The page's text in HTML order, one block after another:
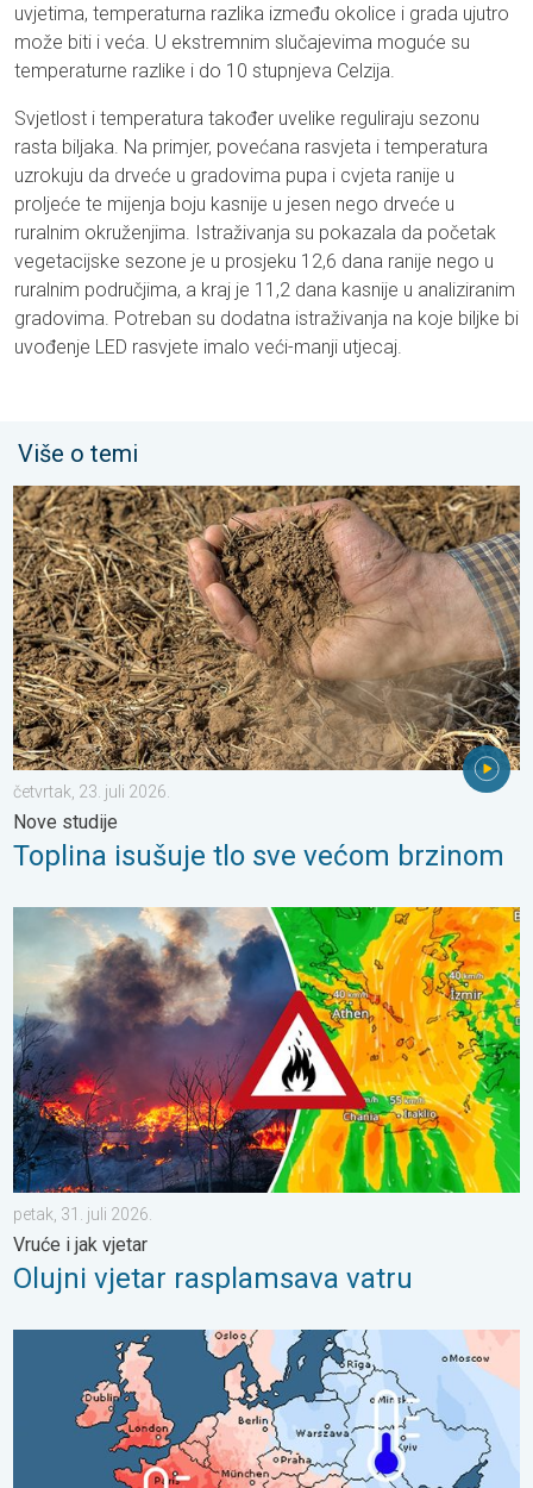
uvjetima, temperaturna razlika između okolice i grada ujutro
može biti i veća. U ekstremnim slučajevima moguće su
temperaturne razlike i do 10 stupnjeva Celzija.
Svjetlost i temperatura također uvelike reguliraju sezonu
rasta biljaka. Na primjer, povećana rasvjeta i temperatura
uzrokuju da drveće u gradovima pupa i cvjeta ranije u
proljeće te mijenja boju kasnije u jesen nego drveće u
ruralnim okruženjima. Istraživanja su pokazala da početak
vegetacijske sezone je u prosjeku 12,6 dana ranije nego u
ruralnim područjima, a kraj je 11,2 dana kasnije u analiziranim
gradovima. Potreban su dodatna istraživanja na koje biljke bi
uvođenje LED rasvjete imalo veći-manji utjecaj.
Više o temi
Toplina isušuje tlo sve većom brzinom. Nove studije. . .
četvrtak, 23. juli 2026.
Nove studije
Toplina isušuje tlo sve većom brzinom
Olujni vjetar rasplamsava vatru. Vruće i jak vjetar. . . petak, 31.
petak, 31. juli 2026.
Vruće i jak vjetar
Olujni vjetar rasplamsava vatru
Oštri kontrasti u vremenu u srpnju. Razlike u Europi. . .